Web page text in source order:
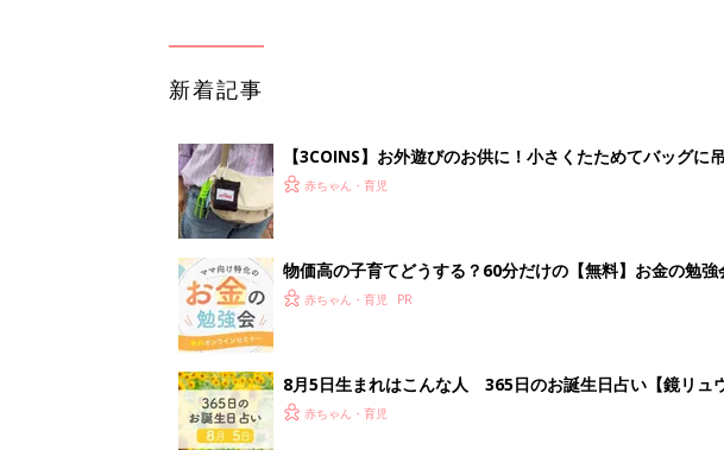
新着記事
【3COINS】お外遊びのお供に！小さくたためてバッグに
ート」
赤ちゃん・育児
物価高の子育てどうする？60分だけの【無料】お金の勉強
赤ちゃん・育児
8月5日生まれはこんな人 365日のお誕生日占い【鏡リュ
赤ちゃん・育児